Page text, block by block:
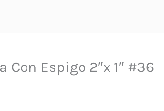
Con Espigo 2″x 1″ #36